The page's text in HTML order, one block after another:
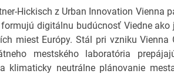
Hickisch z Urban Innovation Vienna
digitálnu budúcnosť Viedne ako
miest Európy. Stál pri vzniku Vienna
mestského laboratória
klimaticky neutrálne plánovanie